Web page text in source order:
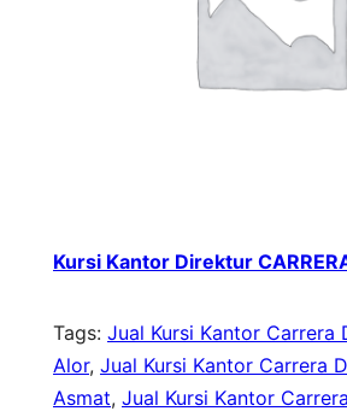
Kursi Kantor Direktur
Tags: Jual Kursi Kantor Carrera
Alor, Jual Kursi Kantor Carrera
Asmat, Jual Kursi Kantor